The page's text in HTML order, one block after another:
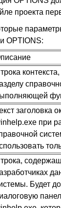
проекта
OPTIONS:
заголовка
при
Будет